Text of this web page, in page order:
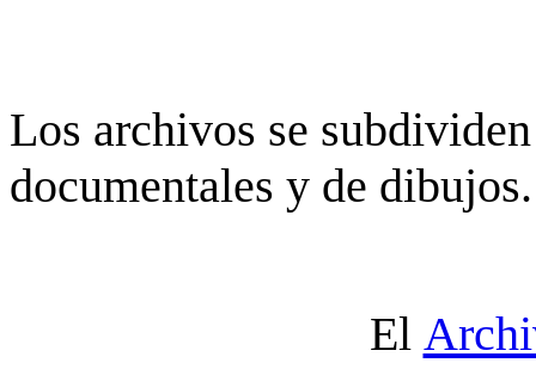
Los archivos se
documentales y de dibujos.
El